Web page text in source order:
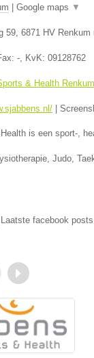
Google maps ▼
59, 6871 HV Renkum
-, KvK: 09128762
& Health Renkum
is een sport-,
Judo,
Laatste facebook posts